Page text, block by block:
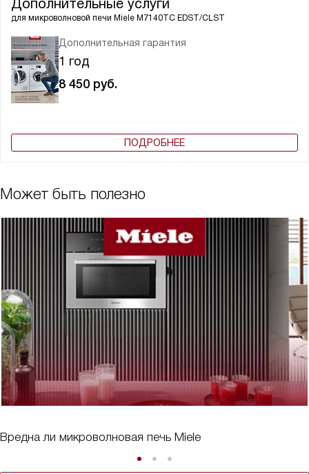
Дополнительные услуги
для микроволновой печи Miele M7140TC EDST/CLST
Дополнительная гарантия
1 год
8 450 руб.
ПОДРОБНЕЕ
Может быть полезно
Вредна ли микроволновая печь Miele